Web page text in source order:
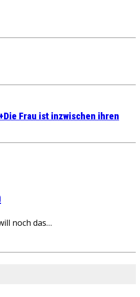
Frau ist inzwischen ihren
noch das…